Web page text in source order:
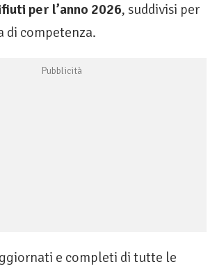
per l’anno 2026, suddivisi per
di competenza.
e completi di tutte le